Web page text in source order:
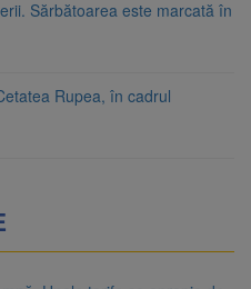
Sărbătoarea este marcată în
Rupea, în cadrul